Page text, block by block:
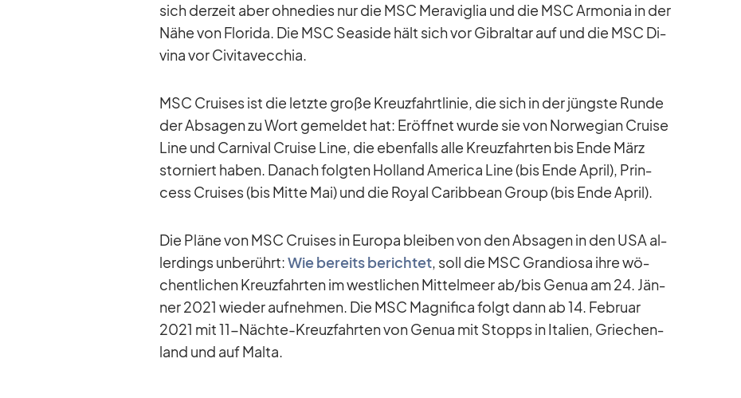
sich der­zeit aber oh­ne­dies nur die MSC Me­ra­vi­glia und die MSC Ar­mo­nia in der
Nähe von Flo­rida. Die MSC Sea­side hält sich vor Gi­bral­tar auf und die MSC Di­
vina vor Ci­vi­ta­vec­chia.
MSC Crui­ses ist die letzte große Kreuz­fahrt­li­nie, die sich in der jüngste Runde
der Ab­sa­gen zu Wort ge­mel­det hat: Er­öff­net wurde sie von Nor­we­gian Cruise
Line und Car­ni­val Cruise Line, die eben­falls alle Kreuz­fahr­ten bis Ende März
stor­niert ha­ben. Da­nach folg­ten Hol­land Ame­rica Line (bis Ende April), Prin­
cess Crui­ses (bis Mitte Mai) und die Royal Ca­rib­bean Group (bis Ende April).
Die Pläne von MSC Crui­ses in Eu­ropa blei­ben von den Ab­sa­gen in den USA al­
ler­dings un­be­rührt:Wie be­reits be­rich­tet, soll die MSC Gran­diosa ihre wö­
chent­li­chen Kreuz­fahr­ten im west­li­chen Mit­tel­meer ab/​bis Ge­nua am 24. Jän­
ner 2021 wie­der auf­neh­men. Die MSC Ma­gni­fica folgt dann ab 14. Fe­bruar
2021 mit 11-Nächte-Kreuz­fahr­ten von Ge­nua mit Stopps in Ita­lien, Grie­chen­
land und auf Malta.